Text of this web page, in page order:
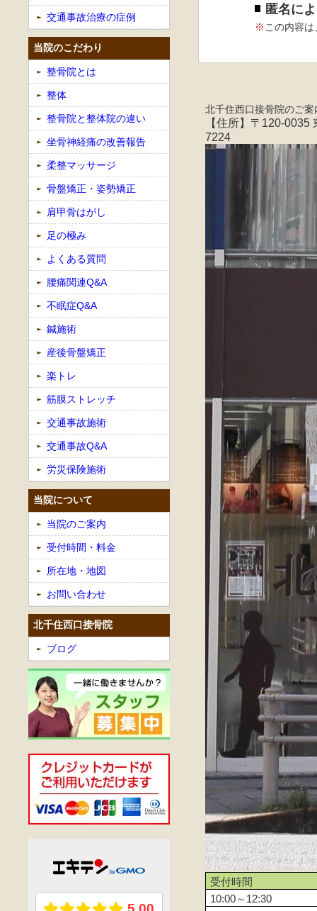
匿名に
※ この内容
北千住西口接骨院のご案
【住所】〒120-
7224
受付時間
10:00～12:30
交通事故治療の症例
当院のこだわり
整骨院とは
整体
整骨院と整体院の違い
坐骨神経痛の改善報告
柔整マッサージ
骨盤矯正・姿勢矯正
肩甲骨はがし
足の極み
よくある質問
腰痛関連Q&A
不眠症Q&A
鍼施術
産後骨盤矯正
楽トレ
筋膜ストレッチ
交通事故施術
交通事故Q&A
労災保険施術
当院について
当院のご案内
受付時間・料金
所在地・地図
お問い合わせ
北千住西口接骨院
ブログ